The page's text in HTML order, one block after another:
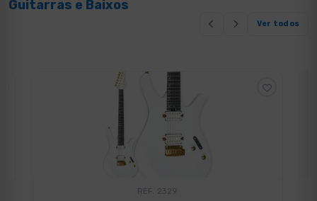
Guitarras e Baixos
Ver todos
REF. 2329